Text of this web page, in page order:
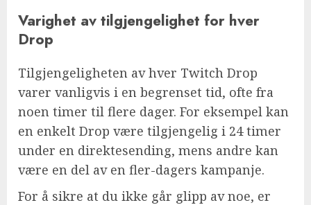
Varighet av tilgjengelighet for hver
Drop
Tilgjengeligheten av hver Twitch Drop
varer vanligvis i en begrenset tid, ofte fra
noen timer til flere dager. For eksempel kan
en enkelt Drop være tilgjengelig i 24 timer
under en direktesending, mens andre kan
være en del av en fler-dagers kampanje.
For å sikre at du ikke går glipp av noe, er